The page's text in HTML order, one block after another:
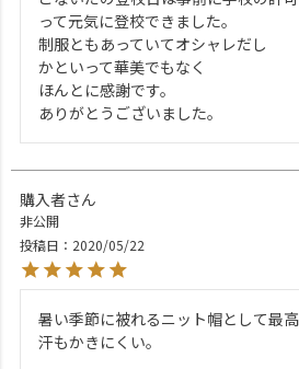
って元気に登校できました。
制服ともあっていてオシャレだし
かといって華美でもなく
ほんとに感謝です。
ありがとうございました。
購入者
非公開
投稿日
2020/05/22
暑い季節に被れるニット帽として最
汗もかきにくい。